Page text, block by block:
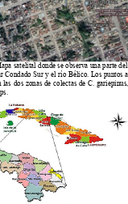
satelital donde se observa una parte
Condado Sur y el río Bélico. Los puntos
las dos zonas de colectas de C.